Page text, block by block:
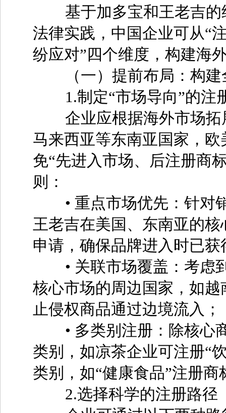
基于加多宝和王老吉的
法律实践，中国企业可从“
纷应对”四个维度，构建海
（一）提前布局：构建
1.制定“市场导向”的注
企业应根据海外市场拓
马来西亚等东南亚国家，
免“先进入市场、后注册商
则：
• 重点市场优先：针对
王老吉在美国、东南亚的
申请，确保品牌进入时已获
• 关联市场覆盖：考虑
核心市场的周边国家，如
止侵权商品通过边境流入；
• 多类别注册：除核心
类别，如凉茶企业可注册“
类别，如“健康食品”注册
2.选择科学的注册路径